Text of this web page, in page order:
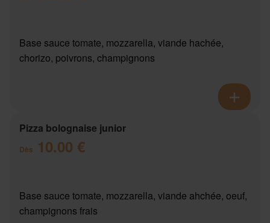
Base sauce tomate, mozzarella, viande hachée,
chorizo, poivrons, champignons
Pizza bolognaise junior
Dès 10.00 €
Base sauce tomate, mozzarella, viande ahchée, oeuf,
champignons frais